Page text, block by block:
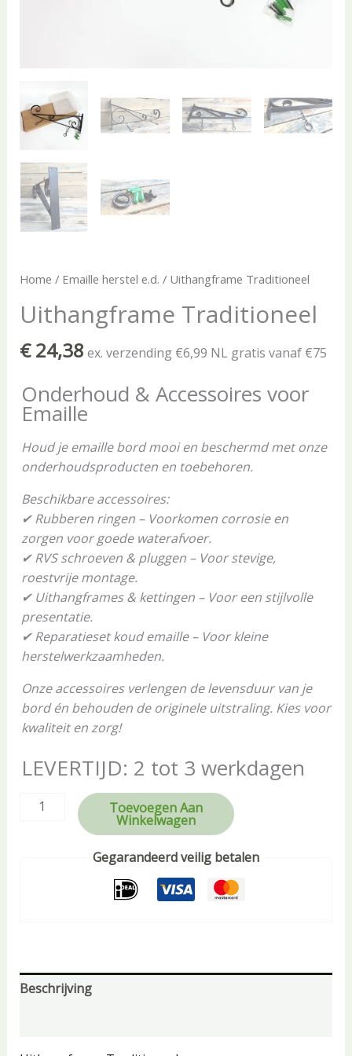
Home / Emaille herstel e.d. / Uithangframe Traditioneel
Uithangframe Traditioneel
€24,38 ex. verzending €6,99 NL gratis vanaf €75
Onderhoud & Accessoires voor
Emaille
Houd je emaille bord mooi en beschermd met onze
onderhoudsproducten en toebehoren.
Beschikbare accessoires:
✔ Rubberen ringen – Voorkomen corrosie en
zorgen voor goede waterafvoer.
✔ RVS schroeven & pluggen – Voor stevige,
roestvrije montage.
✔ Uithangframes & kettingen – Voor een stijlvolle
presentatie.
✔ Reparatieset koud emaille – Voor kleine
herstelwerkzaamheden.
Onze accessoires verlengen de levensduur van je
bord én behouden de originele uitstraling. Kies voor
kwaliteit en zorg!
LEVERTIJD: 2 tot 3 werkdagen
Toevoegen Aan
Winkelwagen
Gegarandeerd veilig betalen
Beschrijving